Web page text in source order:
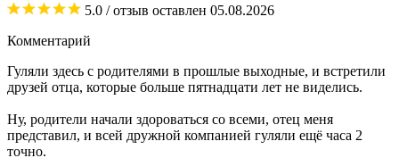
5.0 / отзыв оставлен 05.08.2026
Комментарий
Гуляли здесь с родителями в прошлые выходные, и встретили
друзей отца, которые больше пятнадцати лет не виделись.
Ну, родители начали здороваться со всеми, отец меня
представил, и всей дружной компанией гуляли ещё часа 2
точно.